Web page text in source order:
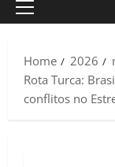
Primary
Home
2026
Rota Turca:
conflitos no